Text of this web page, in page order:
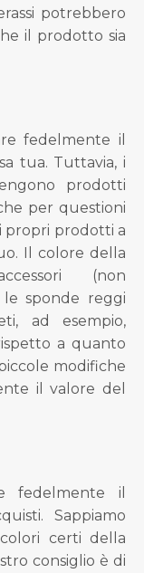
potrebbero
il prodotto sia
fedelmente il
tua. Tuttavia, i
prodotti
per questioni
propri prodotti a
Il colore della
(non
sponde reggi
ad esempio,
a quanto
modifiche
il valore del
fedelmente il
Sappiamo
certi della
consiglio è di